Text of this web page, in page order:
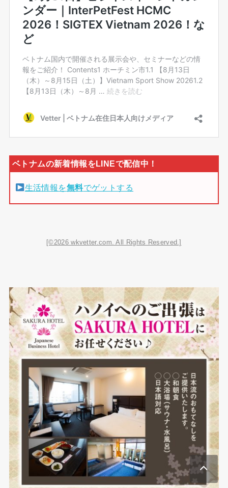
生活情報を無料でゲットする
[©2026 wkvetter.com. All Rights Reserved.]